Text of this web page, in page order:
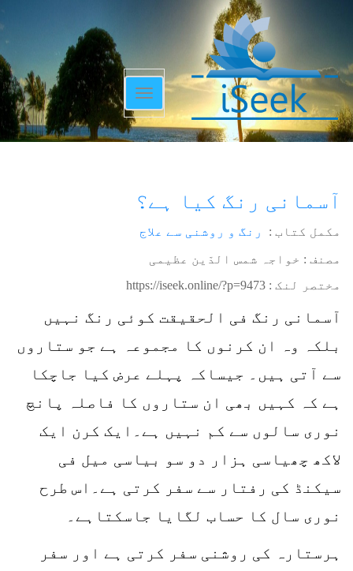
Toggle
navigation
آسمانی رنگ کیا ہے؟
مکمل کتاب : رنگ و روشنی سے علاج
مصنف : خواجہ شمس الدّین عظیمی
مختصر لنک : https://iseek.online/?p=9473
آسمانی رنگ فی الحقیقت کوئی رنگ نہیں
بلکہ وہ ان کرنوں کا مجموعہ ہے جو ستاروں
سے آتی ہیں۔ جیساکہ پہلے عرض کیا جاچکا
ہے کہ کہیں بھی ان ستاروں کا فاصلہ پانچ
نوری سالوں سے کم نہیں ہے۔ایک کرن ایک
لاکھ چھیاسی ہزار دو سو بیاسی میل فی
سیکنڈ کی رفتار سے سفر کرتی ہے۔اس طرح
نوری سال کا حساب لگایا جاسکتاہے۔
ہرستارہ کی روشنی سفر کرتی ہے اور سفر